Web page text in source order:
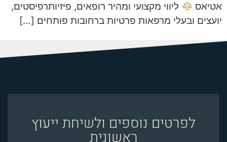
אטיאס
ליווי מקצועי ומהיר רופאים, פיזיותרפיסטים,
יועצים ובעלי מרפאות פרטיות ברחובות פותחים […]
לפרטים נוספים ולשיחת ייעוץ
ראשונית